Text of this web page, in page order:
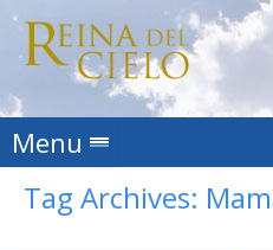
Menu Skip to content
Tag Archives: